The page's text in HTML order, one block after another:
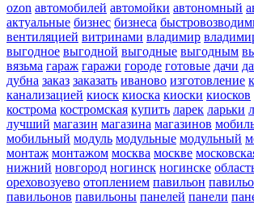
ozon автомобилей автомойки автономный
актуальные бизнес бизнеса
вентиляцией витринами владимир
выгодное выгодной выгодные выгодным
вязьма гараж гаражи городе готовые дачи
дубна заказ заказать иваново изготовление
канализацией киоск киоска киоски киосков
кострома костромская купить ларек ларьки
лучший магазин магазина магазинов
мобильный модуль модульные модульный
монтаж монтажом москва москве
нижний новгород ногинск ногинске
ореховозуево отоплением павильон
павильонов павильоны панелей панели